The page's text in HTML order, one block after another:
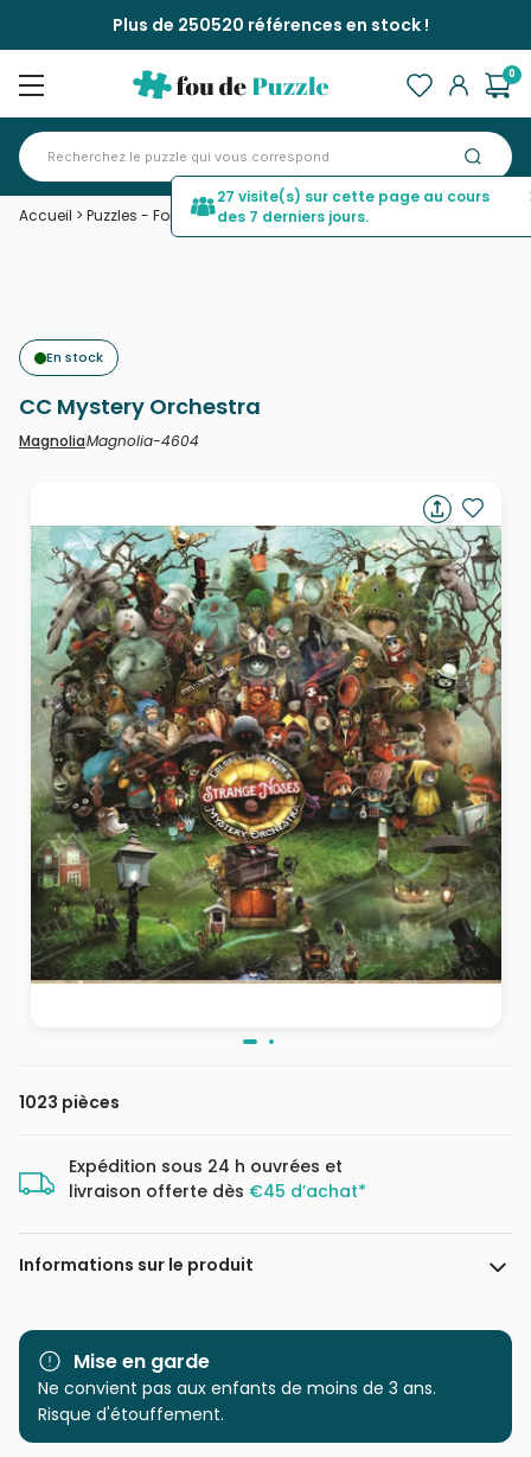
Plus de 250520 références en stock !
0
Accueil > Puzzles - Forêts, Fleurs et Jardins>CC Mystery Orchestra
En stock
CC Mystery Orchestra
MagnoliaMagnolia-4604
1023 pièces
Expédition sous 24 h ouvrées et
livraison offerte dès €45 d’achat*
Informations sur le produit
Marque Magnolia
Catégorie
Puzzles - Forêts, Fleurs et
Mise en garde
Ne convient pas aux enfants de moins de 3 ans.
Risque d'étouffement.
27 visite(s) sur cette page au cours
des 7 derniers jours.